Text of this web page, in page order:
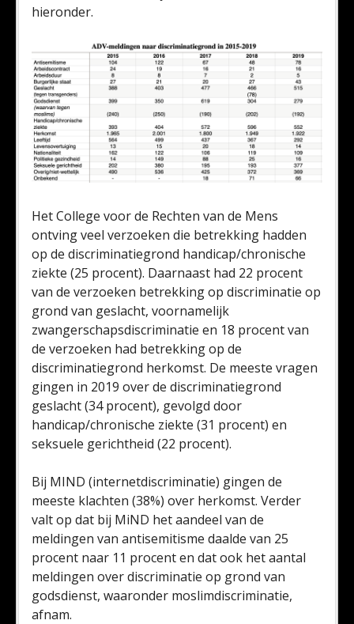
hieronder.
Het College voor de Rechten van de Mens
ontving veel verzoeken die betrekking hadden
op de discriminatiegrond handicap/chronische
ziekte (25 procent). Daarnaast had 22 procent
van de verzoeken betrekking op discriminatie op
grond van geslacht, voornamelijk
zwangerschapsdiscriminatie en 18 procent van
de verzoeken had betrekking op de
discriminatiegrond herkomst. De meeste vragen
gingen in 2019 over de discriminatiegrond
geslacht (34 procent), gevolgd door
handicap/chronische ziekte (31 procent) en
seksuele gerichtheid (22 procent).
Bij MIND (internetdiscriminatie) gingen de
meeste klachten (38%) over herkomst. Verder
valt op dat bij MiND het aandeel van de
meldingen van antisemitisme daalde van 25
procent naar 11 procent en dat ook het aantal
meldingen over discriminatie op grond van
godsdienst, waaronder moslimdiscriminatie,
afnam.